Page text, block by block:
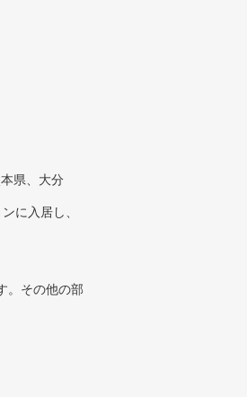
県、大分
に入居し、
。その他の部